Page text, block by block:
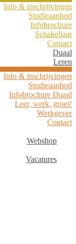
Info & inschrijvingen
Studieaanbod
Infobrochure
Schakeljaar
Contact
Duaal
Leren
Info & inschrijvingen
Studieaanbod
Infobrochure Duaal
Leer, werk, groei!
Werkgever
Contact
Webshop
Vacatures